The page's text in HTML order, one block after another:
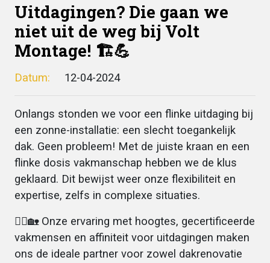
Uitdagingen? Die gaan we
niet uit de weg bij Volt
Montage! 🏗️💪
Datum: 12-04-2024
Onlangs stonden we voor een flinke uitdaging bij
een zonne-installatie: een slecht toegankelijk
dak. Geen probleem! Met de juiste kraan en een
flinke dosis vakmanschap hebben we de klus
geklaard. Dit bewijst weer onze flexibiliteit en
expertise, zelfs in complexe situaties.
👷‍♂️🏡 Onze ervaring met hoogtes, gecertificeerde
vakmensen en affiniteit voor uitdagingen maken
ons de ideale partner voor zowel dakrenovatie